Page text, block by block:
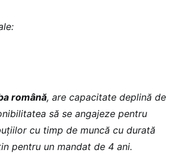
română, are capacitate deplină de
să se angajeze pentru
cu timp de muncă cu durată
pentru un mandat de 4 ani.